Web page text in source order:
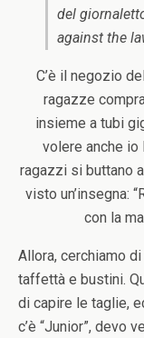
del
against the
C’è il negozio
ragazze
insieme a tubi
volere anche
ragazzi si buttano
visto un’insegna:
con la
Allora, cerchiamo
taffettà e bustini.
di capire le taglie,
c’è “Junior”, devo